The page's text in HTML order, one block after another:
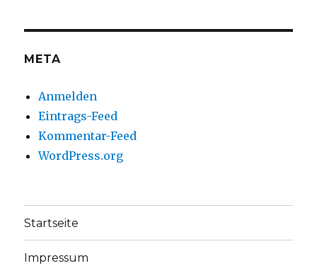
anzeigenanzeigen
META
Anmelden
Eintrags-Feed
Kommentar-Feed
WordPress.org
Startseite
Impressum